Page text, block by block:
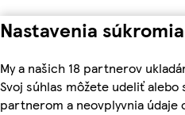
Nastavenia súkromia
My a našich 18 partnerov
Svoj súhlas môžete udeliť
partnerom a neovplyvnia údaje